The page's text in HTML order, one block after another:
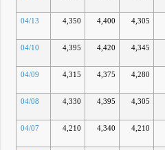
04/13 4,350 4,400 4,305
04/10 4,395 4,420 4,345
04/09 4,315 4,375 4,280
04/08 4,330 4,395 4,305
04/07 4,210 4,340 4,210